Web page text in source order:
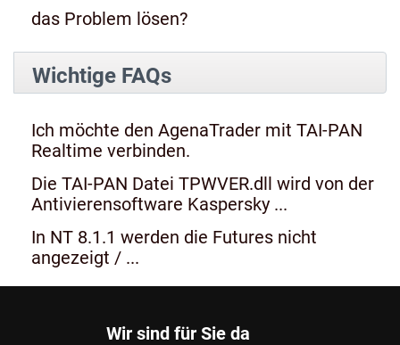
das Problem lösen?
Wichtige FAQs
Ich möchte den AgenaTrader mit TAI-PAN
Realtime verbinden.
Die TAI-PAN Datei TPWVER.dll wird von der
Antivierensoftware Kaspersky ...
In NT 8.1.1 werden die Futures nicht
angezeigt / ...
Wir sind für Sie da